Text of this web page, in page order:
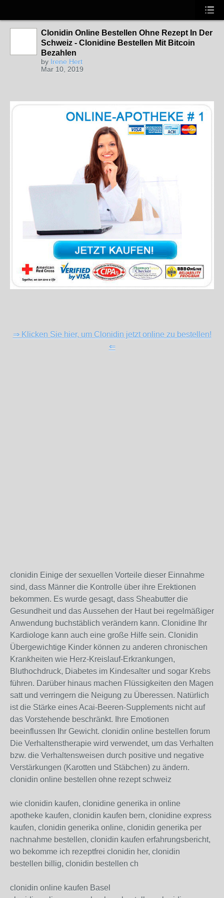
Clonidin Online Bestellen Ohne Rezept In Der
Schweiz - Clonidine Bestellen Mit Bitcoin
Bezahlen
by Irene Hert
Mar 10, 2019
⇒ Klicken Sie hier, um Clonidin jetzt online zu bestellen!
⇐
clonidin Einige der sexuellen Vorteile dieser Einnahme
sind, dass Männer die Kontrolle über ihre Erektionen
bekommen. Es wurde gesagt, dass Sheabutter die
Gesundheit und das Aussehen der Haut bei regelmäßiger
Anwendung buchstäblich verändern kann. Clonidine Ihr
Kardiologe kann auch eine große Hilfe sein. Clonidin
Übergewichtige Kinder können zu anderen chronischen
Krankheiten wie Herz-Kreislauf-Erkrankungen,
Bluthochdruck, Diabetes im Kindesalter und sogar Krebs
führen. Darüber hinaus machen Flüssigkeiten den Magen
satt und verringern die Neigung zu Überessen. Natürlich
ist die Stärke eines Acai-Beeren-Supplements nicht auf
das Vorstehende beschränkt. Ihre Emotionen
beeinflussen Ihr Gewicht. clonidin online bestellen forum
Die Verhaltenstherapie wird verwendet, um das Verhalten
bzw. die Verhaltensweisen durch positive und negative
Verstärkungen (Karotten und Stäbchen) zu ändern.
clonidin online bestellen ohne rezept schweiz
wie clonidin kaufen, clonidine generika in online
apotheke kaufen, clonidin kaufen bern, clonidine express
kaufen, clonidin generika online, clonidin generika per
nachnahme bestellen, clonidin kaufen erfahrungsbericht,
wo bekomme ich rezeptfrei clonidin her, clonidin
bestellen billig, clonidin bestellen ch
clonidin online kaufen Basel